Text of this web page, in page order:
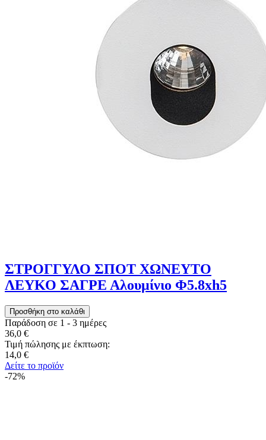
ΣΤΡΟΓΓΥΛΟ ΣΠΟΤ ΧΩΝΕΥΤΟ
ΛΕΥΚΟ ΣΑΓΡΕ Αλουμίνιο Φ5.8xh5
Παράδοση σε 1 - 3 ημέρες
36,0 €
Τιμή πώλησης με έκπτωση:
14,0 €
Δείτε το προϊόν
-72%